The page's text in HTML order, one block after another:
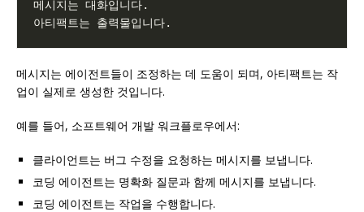
메시지는 에이전트들이 조정하는 데 도움이 되며, 아티팩트는 작
업이 실제로 생성한 것입니다.
예를 들어, 소프트웨어 개발 워크플로우에서:
클라이언트는 버그 수정을 요청하는 메시지를 보냅니다.
코딩 에이전트는 명확화 질문과 함께 메시지를 보냅니다.
코딩 에이전트는 작업을 수행합니다.